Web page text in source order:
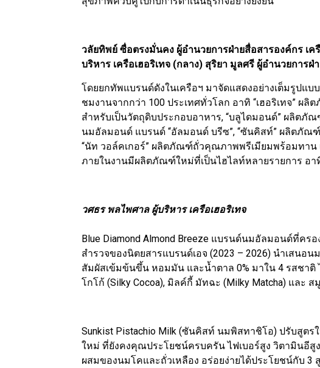
วลัยทิพย์ ซื่อตรงมั่นคง ผู้อำนวยการฝ่ายสื่อสารองค์กร เค
บริหาร เครือเฮอริเทจ (กลาง) สุริยา มูลศรี ผู้อำนวยการฝ่
โดยยกทัพแบรนด์ดังในเครือฯ มาจัดแสดงอย่างเต็มรูปแ
ชมงานจากกว่า 100 ประเทศทั่วโลก อาทิ “เฮอริเทจ”
สำหรับเป็นวัตถุดิบประกอบอาหาร, “บลูไดมอนด์” ผลิตภั
นมอัลมอนด์ แบรนด์ “อัลมอนด์ บรีซ”, “ซันคิสท์” ผลิตภั
“นัท วอล์คเกอร์” ผลิตภัณฑ์ถั่วคุณภาพพรีเมียมพร้อมทาน
ภายในงานมีผลิตภัณฑ์ใหม่ที่เป็นไฮไลท์หลายรายการ อา
วศธร พลไพศาล ผู้บริหาร เครือเฮอริเทจ
Blue Diamond Almond Breeze แบรนด์นมอัลมอนด์ที่ค
สำรวจของนิตยสารแบรนด์เอจ (2023 – 2026) นำเสนอน
สัมผัสเข้มข้นขึ้น หอมมัน และน้ำตาล 0% มาใน 4 รสชาติ
โกโก้ (Silky Cocoa), มิลค์กี้ มัทฉะ (Milky Matcha) และ ส
Sunkist Pistachio Milk (ซันคิสท์ นมพิสทาชิโอ) ปรับสูต
ใหม่ ที่ยังคงคุณประโยชน์ครบครัน ไฟเบอร์สูง วิตามินอี
ผสมของนมโคและถั่วเหลือง อร่อยง่ายได้ประโยชน์กับ 3